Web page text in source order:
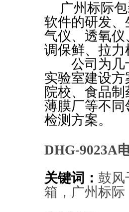
广州标际
软件的研发
气仪、透氧
调保鲜、拉
公司为几十
实验室建设
院校、食品
薄膜厂等不
检测方案。
DHG-9023A
关键词： 鼓风
箱，广州标际